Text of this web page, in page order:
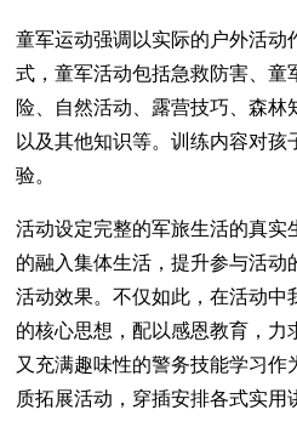
童军运动强调以实际的户外活动
式，童军活动包括急救防害、童
险、自然活动、露营技巧、森林
以及其他知识等。训练内容对
验。
活动设定完整的军旅生活的真实
的融入集体生活，提升参与活动
活动效果。不仅如此，在活动中
的核心思想，配以感恩教育，力
又充满趣味性的警务技能学习
质拓展活动，穿插安排各式实用